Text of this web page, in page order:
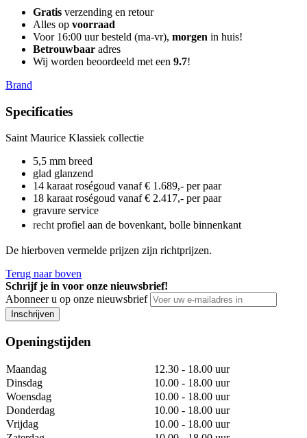
Gratis verzending en retour
Alles op voorraad
Voor 16:00 uur besteld (ma-vr), morgen in huis!
Betrouwbaar adres
Wij worden beoordeeld met een 9.7!
Brand
Specificaties
Saint Maurice Klassiek collectie
5,5 mm breed
glad glanzend
14 karaat roségoud vanaf € 1.689,- per paar
18 karaat roségoud vanaf € 2.417,- per paar
gravure service
recht profiel aan de bovenkant, bolle binnenkant
De hierboven vermelde prijzen zijn richtprijzen.
Terug naar boven
Schrijf je in voor onze nieuwsbrief!
Abonneer u op onze nieuwsbrief
Inschrijven
Openingstijden
Maandag
12.30 - 18.00 uur
Dinsdag
10.00 - 18.00 uur
Woensdag
10.00 - 18.00 uur
Donderdag
10.00 - 18.00 uur
Vrijdag
10.00 - 18.00 uur